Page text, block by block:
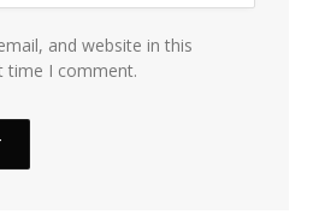
and website in this
time I comment.